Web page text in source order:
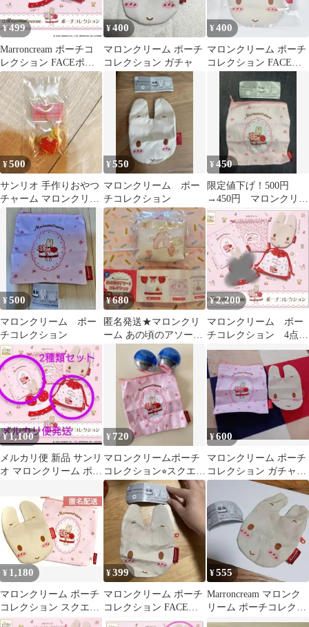
¥499
Marroncream ポーチコ
レクション FACEポー
チ
¥400
マロンクリーム ポーチ
コレクション ガチャ
¥400
マロンクリーム ポーチ
コレクション FACEポ
¥500
サンリオ 手作りおやつ
チャーム マロンクリー
¥550
マロンクリーム ポー
チコレクション
¥450
限定値下げ！500円
→450円 マロンクリー
ム ポーチコレクション
¥500
マロンクリーム ポー
チコレクション
¥680
匿名発送★マロンクリ
ーム あの頃のアソート
コレクション ポーチガ
チャガチャ
¥2,200
マロンクリーム ポー
チコレクション 4点セ
ット
¥1,100
メルカリ便 新品 サンリ
オ マロンクリーム ポー
¥ 720
マロンクリームポーチ
コレクション⭐︎スクエア
ポーチ新品未使用２枚
セット
¥600
マロンクリーム ポーチ
コレクション ガチャガ
チャ カプセルトイ 2点
¥ 1,180
マロンクリーム ポーチ
コレクション スクエア
& FACEポーチ 2点セッ
¥399
マロンクリーム ポーチ
コレクション FACEポ
ーチ ガチャガチャ
¥555
Marroncream マロンク
リーム ポーチコレクシ
ョン ガチャ